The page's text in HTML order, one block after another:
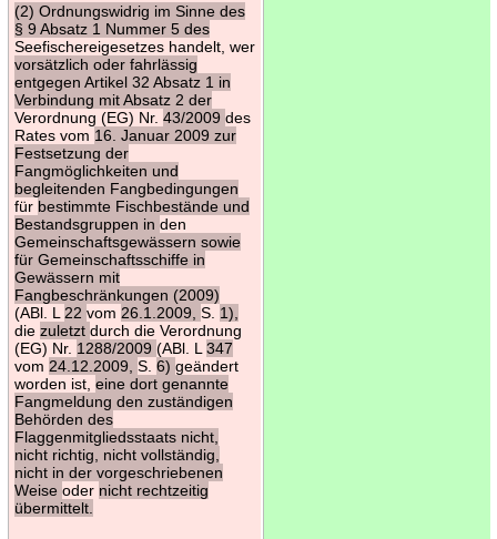
(2) Ordnungswidrig im Sinne des
§ 9 Absatz 1 Nummer 5 des
Seefischereigesetzes handelt, wer
vorsätzlich oder fahrlässig
entgegen Artikel 32 Absatz 1 in
Verbindung mit Absatz 2 der
Verordnung (EG) Nr. 43/2009 des
Rates vom 16. Januar 2009 zur
Festsetzung der
Fangmöglichkeiten und
begleitenden Fangbedingungen
für bestimmte Fischbestände und
Bestandsgruppen in den
Gemeinschaftsgewässern sowie
für Gemeinschaftsschiffe in
Gewässern mit
Fangbeschränkungen (2009)
(ABl. L 22 vom 26.1.2009, S. 1),
die zuletzt durch die Verordnung
(EG) Nr. 1288/2009 (ABl. L 347
vom 24.12.2009, S. 6) geändert
worden ist, eine dort genannte
Fangmeldung den zuständigen
Behörden des
Flaggenmitgliedsstaats nicht,
nicht richtig, nicht vollständig,
nicht in der vorgeschriebenen
Weise oder nicht rechtzeitig
übermittelt.